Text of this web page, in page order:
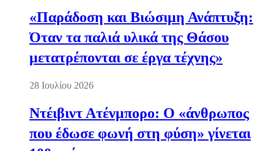
«Παράδοση και Βιώσιμη Ανάπτυξη:
Όταν τα παλιά υλικά της Θάσου
μετατρέπονται σε έργα τέχνης»
28 Ιουλίου 2026
Ντέιβιντ Ατένμπορο: Ο «άνθρωπος
που έδωσε φωνή στη φύση» γίνεται